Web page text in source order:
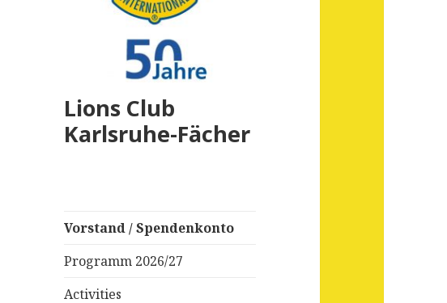
Lions Club
Karlsruhe-Fächer
Vorstand / Spendenkonto
Programm 2026/27
Activities